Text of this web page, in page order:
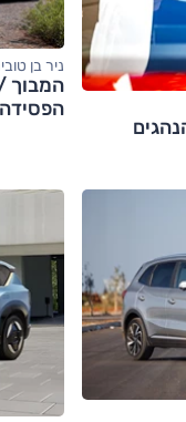
ניר בן טובים , 06/
המבוך
הפסידה